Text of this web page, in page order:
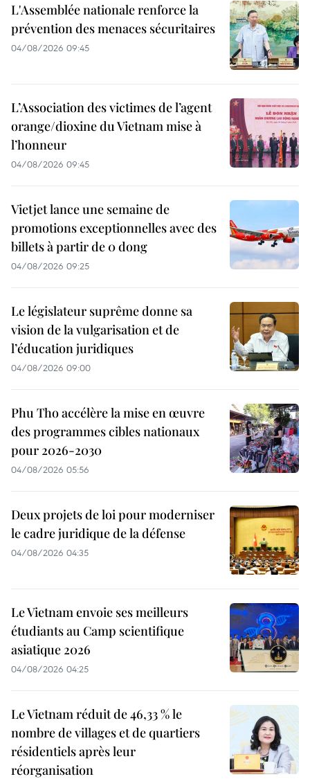
L'Assemblée nationale renforce la
prévention des menaces sécuritaires
04/08/2026 09:45
L’Association des victimes de l’agent
orange/dioxine du Vietnam mise à
l’honneur
04/08/2026 09:45
Vietjet lance une semaine de
promotions exceptionnelles avec des
billets à partir de 0 dong
04/08/2026 09:25
Le législateur suprême donne sa
vision de la vulgarisation et de
l’éducation juridiques
04/08/2026 09:00
Phu Tho accélère la mise en œuvre
des programmes cibles nationaux
pour 2026-2030
04/08/2026 05:56
Deux projets de loi pour moderniser
le cadre juridique de la défense
04/08/2026 04:35
Le Vietnam envoie ses meilleurs
étudiants au Camp scientifique
asiatique 2026
04/08/2026 04:25
Le Vietnam réduit de 46,33 % le
nombre de villages et de quartiers
résidentiels après leur
réorganisation